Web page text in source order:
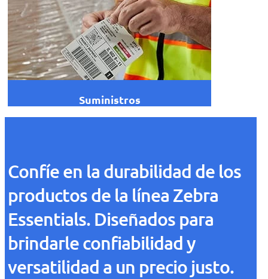
Suministros
Confíe en la durabilidad de los
productos de la línea Zebra
Essentials. Diseñados para
brindarle confiabilidad y
versatilidad a un precio justo.